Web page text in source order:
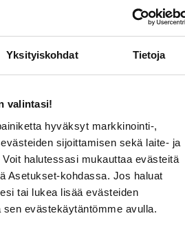
Yksityiskohdat Tietoja
valintasi!
hyväksyt markkinointi-,
sijoittamisen sekä laite- ja
halutessasi mukauttaa evästeitä
Asetukset-kohdassa. Jos haluat
tai lukea lisää evästeiden
evästekäytäntömme avulla.